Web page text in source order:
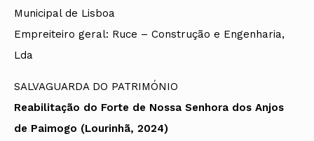
Municipal de Lisboa
Empreiteiro geral: Ruce – Construção e Engenharia,
Lda
SALVAGUARDA DO PATRIMÓNIO
Reabilitação do Forte de Nossa Senhora dos Anjos
de Paimogo (Lourinhã, 2024)